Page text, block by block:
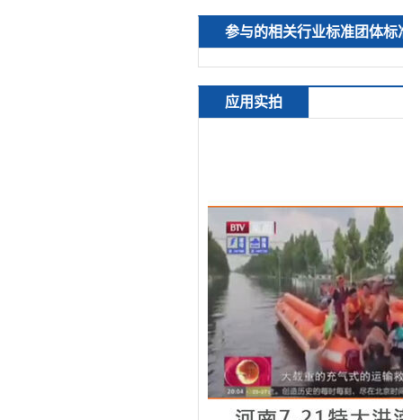
参与的相关行业标准团体标
应用实拍